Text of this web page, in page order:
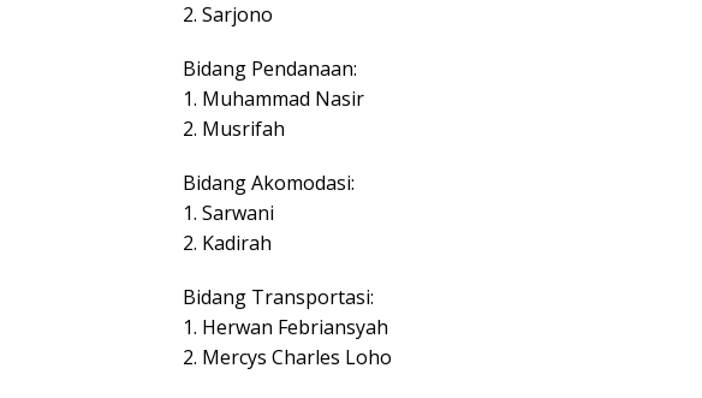
2. Sarjono
Bidang Pendanaan:
1. Muhammad Nasir
2. Musrifah
Bidang Akomodasi:
1. Sarwani
2. Kadirah
Bidang Transportasi:
1. Herwan Febriansyah
2. Mercys Charles Loho